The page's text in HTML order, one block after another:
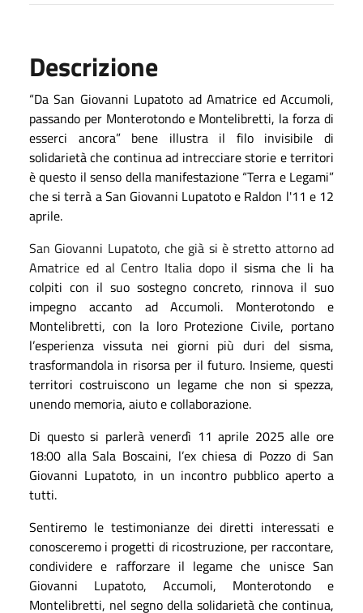
Descrizione
“Da San Giovanni Lupatoto ad Amatrice ed Accumoli,
passando per Monterotondo e Montelibretti, la forza di
esserci ancora” bene illustra il filo invisibile di
solidarietà che continua ad intrecciare storie e territori
è questo il senso della manifestazione “Terra e Legami”
che si terrà a San Giovanni Lupatoto e Raldon l'11 e 12
aprile.
San Giovanni Lupatoto, che già si è stretto attorno ad
Amatrice ed al Centro Italia dopo il sisma che li ha
colpiti con il suo sostegno concreto, rinnova il suo
impegno accanto ad Accumoli. Monterotondo e
Montelibretti, con la loro Protezione Civile, portano
l’esperienza vissuta nei giorni più duri del sisma,
trasformandola in risorsa per il futuro. Insieme, questi
territori costruiscono un legame che non si spezza,
unendo memoria, aiuto e collaborazione.
Di questo si parlerà venerdì 11 aprile 2025 alle ore
18:00 alla Sala Boscaini, l’ex chiesa di Pozzo di San
Giovanni Lupatoto, in un incontro pubblico aperto a
tutti.
Sentiremo le testimonianze dei diretti interessati e
conosceremo i progetti di ricostruzione, per raccontare,
condividere e rafforzare il legame che unisce San
Giovanni Lupatoto, Accumoli, Monterotondo e
Montelibretti, nel segno della solidarietà che continua,